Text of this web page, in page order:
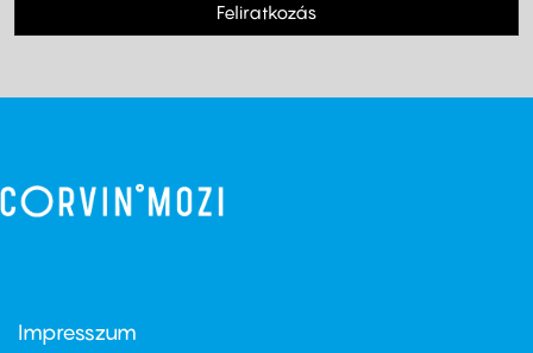
Feliratkozás
Footer
Impresszum